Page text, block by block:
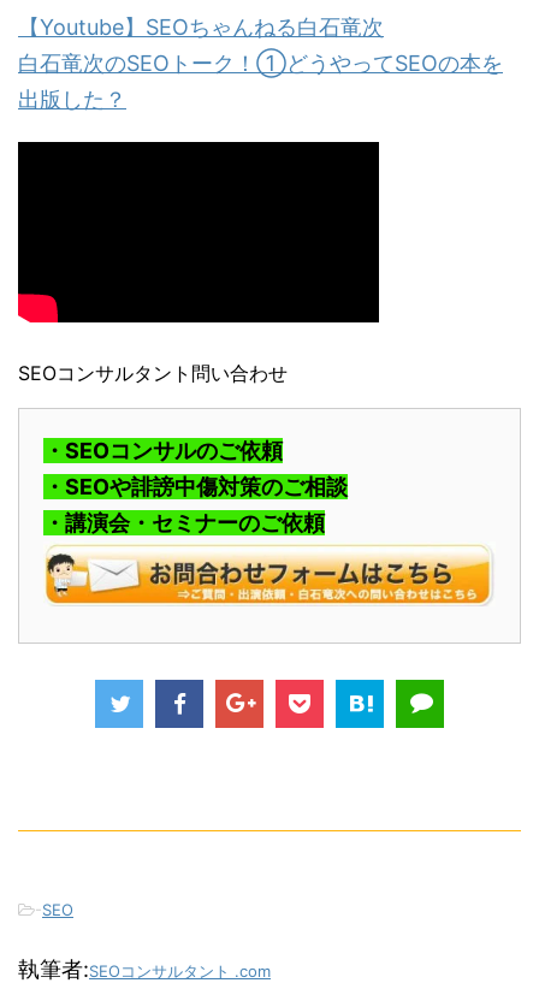
【Youtube】SEOちゃんねる白石竜次
白石竜次のSEOトーク！①どうやってSEOの本を
出版した？
SEOコンサルタント問い合わせ
・SEOコンサルのご依頼
・SEOや誹謗中傷対策のご相談
・講演会・セミナーのご依頼
-SEO
執筆者:SEOコンサルタント .com